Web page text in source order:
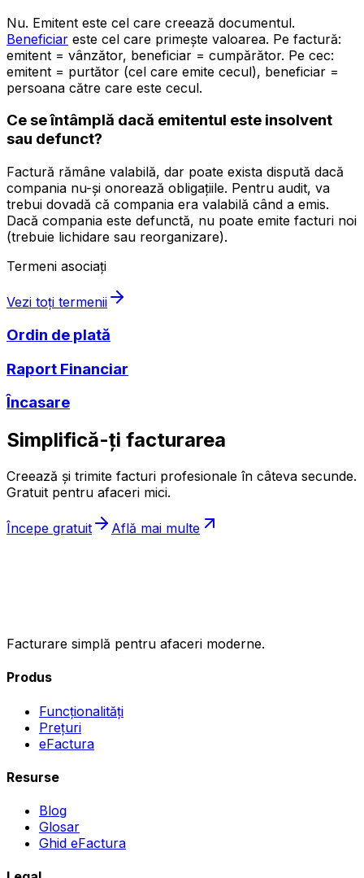
Nu. Emitent este cel care creează documentul.
Beneficiar este cel care primește valoarea. Pe factură:
emitent = vânzător, beneficiar = cumpărător. Pe cec:
emitent = purtător (cel care emite cecul), beneficiar =
persoana către care este cecul.
Ce se întâmplă dacă emitentul este insolvent
sau defunct?
Factură rămâne valabilă, dar poate exista dispută dacă
compania nu-și onorează obligațiile. Pentru audit, va
trebui dovadă că compania era valabilă când a emis.
Dacă compania este defunctă, nu poate emite facturi noi
(trebuie lichidare sau reorganizare).
Termeni asociați
Vezi toți termenii
Ordin de plată
Raport Financiar
Încasare
Simplifică-ți facturarea
Creează și trimite facturi profesionale în câteva secunde.
Gratuit pentru afaceri mici.
Începe gratuit Află mai multe
Facturare simplă pentru afaceri moderne.
Produs
Funcționalități
Prețuri
eFactura
Resurse
Blog
Glosar
Ghid eFactura